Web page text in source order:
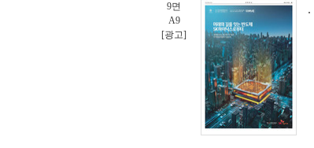
9면
A9
[광고]